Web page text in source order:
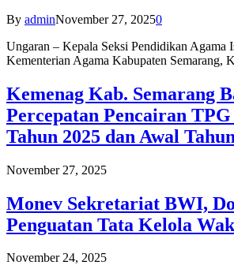
By adminNovember 27, 20250
Ungaran – Kepala Seksi Pendidikan Agama
Kementerian Agama Kabupaten Semarang,
Kemenag Kab. Semarang
Percepatan Pencairan
Tahun 2025 dan Awal
November 27, 2025
Monev Sekretariat BWI,
Penguatan Tata Kelola
November 24, 2025